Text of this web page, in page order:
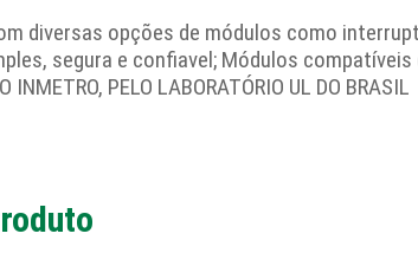
diversas opções de módulos como
segura e confiavel; Módulos compatíveis
INMETRO, PELO LABORATÓRIO UL DO BRASIL